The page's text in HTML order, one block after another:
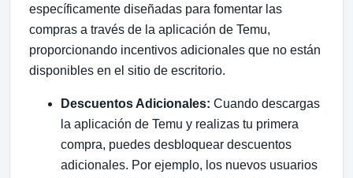
específicamente diseñadas para fomentar las
compras a través de la aplicación de Temu,
proporcionando incentivos adicionales que no están
disponibles en el sitio de escritorio.
Descuentos Adicionales: Cuando descargas
la aplicación de Temu y realizas tu primera
compra, puedes desbloquear descuentos
adicionales. Por ejemplo, los nuevos usuarios